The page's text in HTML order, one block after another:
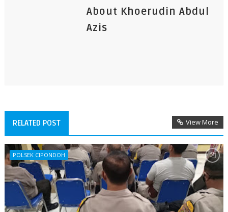
About Khoerudin Abdul
Azis
RELATED POST View More
POLSEK CIPONDOH